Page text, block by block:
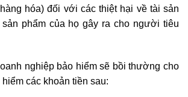
hóa) đối với các thiệt hại về tài sản
phẩm của họ gây ra cho người tiêu
nghiệp bảo hiểm sẽ bồi thường cho
các khoản tiền sau: